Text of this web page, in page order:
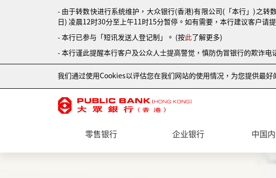
- 由于转数快进行系统维护，大众银行(香港)有限公司(「本行」)之
日) 凌晨12时30分至上午11时15分暂停。如有需要，本行建议客户
- 本行已参与「短讯发送人登记制」。 (按此了解更多)
- 本行谨此提醒本行客户及公众人士提高警觉，慎防伪冒银行的欺诈
我们通过使用Cookies以评估您在我们网站的使用情况，为您提供最
零售银行 企业银行 中国